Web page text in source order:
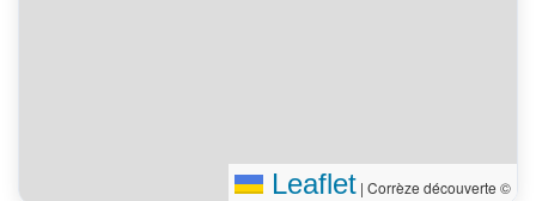
Leaflet | Corrèze découverte ©